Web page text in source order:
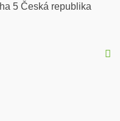
5 Česká republika